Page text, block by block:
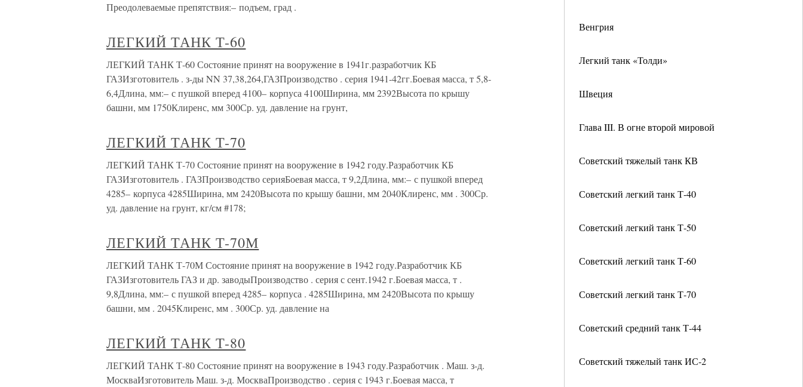
Венгрия
Легкий танк «Толди»
Швеция
Глава III. В огне второй мировой
Советский тяжелый танк КВ
Советский легкий танк Т-40
Советский легкий танк Т-50
Советский легкий танк Т-60
Советский легкий танк Т-70
Советский средний танк Т-44
Советский тяжелый танк ИС-2
Преодолеваемые препятствия:– подъем, град .
ЛЕГКИЙ ТАНК Т-60
ЛЕГКИЙ ТАНК Т-60 Состояние принят на вооружение в 1941г.разработчик КБ
ГАЗИзготовитель . з-ды NN 37,38,264,ГАЗПроизводство . серия 1941-42гг.Боевая масса, т 5,8-
6,4Длина, мм:– с пушкой вперед 4100– корпуса 4100Ширина, мм 2392Высота по крышу
башни, мм 1750Клиренс, мм 300Ср. уд. давление на грунт,
ЛЕГКИЙ ТАНК Т-70
ЛЕГКИЙ ТАНК Т-70 Состояние принят на вооружение в 1942 году.Разработчик КБ
ГАЗИзготовитель . ГАЗПроизводство серияБоевая масса, т 9,2Длина, мм:– с пушкой вперед
4285– корпуса 4285Ширина, мм 2420Высота по крышу башни, мм 2040Клиренс, мм . 300Ср.
уд. давление на грунт, кг/см #178;
ЛЕГКИЙ ТАНК Т-70М
ЛЕГКИЙ ТАНК Т-70М Состояние принят на вооружение в 1942 году.Разработчик КБ
ГАЗИзготовитель ГАЗ и др. заводыПроизводство . серия с сент.1942 г.Боевая масса, т .
9,8Длина, мм:– с пушкой вперед 4285– корпуса . 4285Ширина, мм 2420Высота по крышу
башни, мм . 2045Клиренс, мм . 300Ср. уд. давление на
ЛЕГКИЙ ТАНК Т-80
ЛЕГКИЙ ТАНК Т-80 Состояние принят на вооружение в 1943 году.Разработчик . Маш. з-д.
МоскваИзготовитель Маш. з-д. МоскваПроизводство . серия с 1943 г.Боевая масса, т